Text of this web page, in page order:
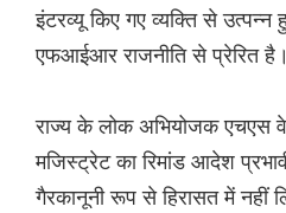
इंटरव्यू किए गए व्यक्ति से उत्पन्न
एफआईआर राजनीति से प्रेरित है।
राज्य के लोक अभियोजक एचएस
मजिस्ट्रेट का रिमांड आदेश
गैरकानूनी रूप से हिरासत में नहीं